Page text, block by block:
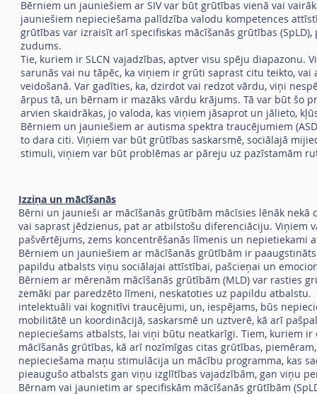
Bērniem un jauniešiem ar SIV var būt grūtības vienā vai
jauniešiem nepieciešama palīdzība valodu kompetences
grūtības var izraisīt arī specifiskas mācīšanās grūtības
zudums.
Tie, kuriem ir SLCN vajadzības, aptver visu spēju
sarunās vai nu tāpēc, ka viņiem ir grūti saprast citu teikto,
veidošanā. Var gadīties, ka, dzirdot vai redzot vārdu, viņi
ārpus tā, un bērnam ir mazāks vārdu krājums. Tā var būt šo
arvien skaidrākas, jo valoda, kas viņiem jāsaprot un jālieto,
Bērniem un jauniešiem ar autisma spektra traucējumiem
to dara citi. Viņiem var būt grūtības saskarsmē, sociālajā
stimuli, viņiem var būt problēmas ar pāreju uz pazīstamām
Izziņa un mācīšanās
Bērni un jaunieši ar mācīšanās grūtībām mācīsies lēnāk
vai saprast jēdzienus, pat ar atbilstošu diferenciāciju. Viņiem
pašvērtējums, zems koncentrēšanās līmenis un nepietiekami
Bērniem un jauniešiem ar mācīšanās grūtībām ir
papildu atbalsts viņu sociālajai attīstībai, pašcieņai un
Bērniem ar mērenām mācīšanās grūtībām (MLD) var rasties
zemāki par paredzēto līmeni, neskatoties uz papildu
intelektuāli vai kognitīvi traucējumi, un, iespējams, būs
mobilitātē un koordinācijā, saskarsmē un uztverē, kā arī
nepieciešams atbalsts, lai viņi būtu neatkarīgi. Tiem, kuriem
mācīšanās grūtības, kā arī nozīmīgas citas grūtības,
nepieciešama maņu stimulācija un mācību programma, kas
pieaugušo atbalsts gan viņu izglītības vajadzībām, gan viņu
Bērnam vai jaunietim ar specifiskām mācīšanās grūtībām